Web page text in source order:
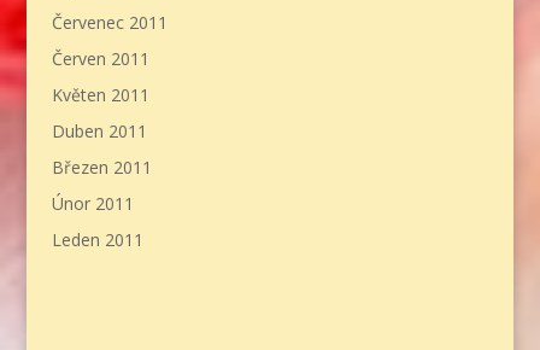
Červenec 2011
Červen 2011
Květen 2011
Duben 2011
Březen 2011
Únor 2011
Leden 2011